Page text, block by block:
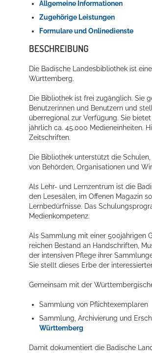
Allgemeine Informationen
Zugehörige Leistungen
Formulare und Onlinedienste
BESCHREIBUNG
Die Badische Landesbibliothek ist
Württemberg.
Die Bibliothek ist frei zugänglich. Sie
Benutzerinnen und Benutzern und
überregional zur Verfügung. Sie
jährlich ca. 45.000 Medieneinheiten.
Zeitschriften.
Die Bibliothek unterstützt die
von Behörden, Organisationen und
Als Lehr- und Lernzentrum ist die
den Lesesälen, im Offenen Magazin
Lernbedürfnisse. Das
Medienkompetenz.
Als Sammlung mit einer 500jährigen
reichen Bestand an Handschriften,
der intensiven Pflege ihrer
Sie stellt dieses Erbe der
Gemeinsam mit der
Sammlung von Pflichtexemplaren
Sammlung, Archivierung und
Württemberg
Damit dokumentiert die Badische